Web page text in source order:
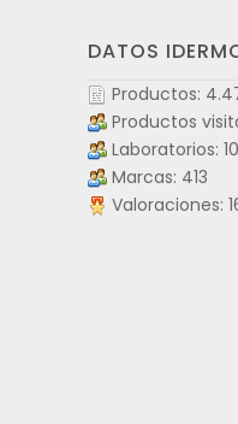
DATOS
Productos:
Productos
Laboratorios:
Marcas: 413
Valoraciones: